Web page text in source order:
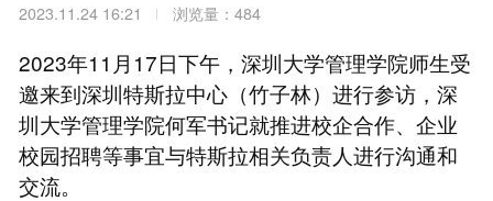
2023.11.24 16:21
浏览量：484
2023年11月17日下午，深圳大学管理学院师生受
邀来到深圳特斯拉中心（竹子林）进行参访，深
圳大学管理学院何军书记就推进校企合作、企业
校园招聘等事宜与特斯拉相关负责人进行沟通和
交流。